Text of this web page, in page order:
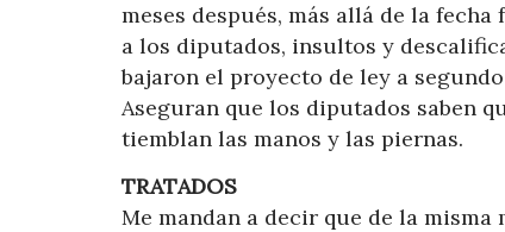
meses después, más allá de la
a los diputados, insultos y
bajaron el proyecto de ley a
Aseguran que los diputados saben
tiemblan las manos y las piernas.
TRATADOS
Me mandan a decir que de la